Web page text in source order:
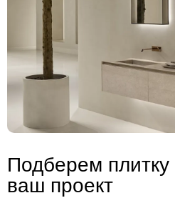
Подберем
ваш проект